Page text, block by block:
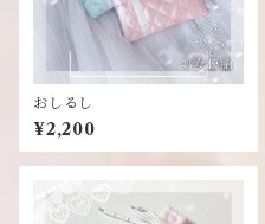
おしるし
¥2,200